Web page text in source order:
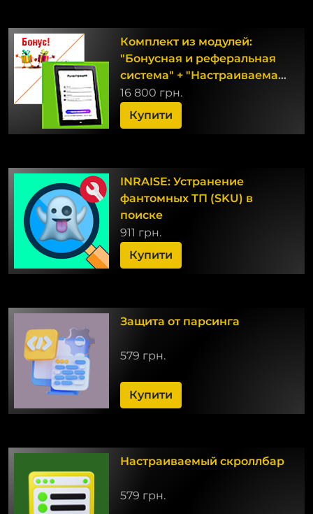
Комплект из модулей:
"Бонусная и реферальная
система" + "Настраиваемая
регистрация и
авторизация"
16 800 грн.
Купити
INRAISE: Устранение
фантомных ТП (SKU) в
поиске
911 грн.
Купити
Защита от парсинга
579 грн.
Купити
Настраиваемый скроллбар
579 грн.